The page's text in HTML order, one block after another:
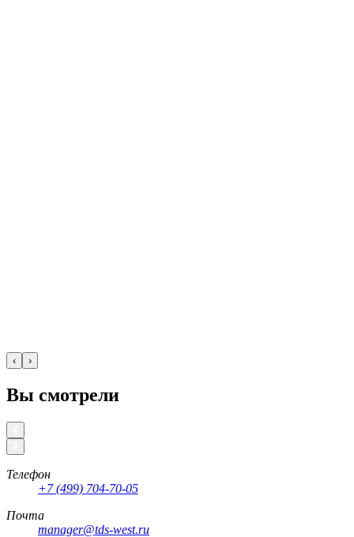
‹ ›
Вы смотрели
Телефон
+7 (499) 704-70-05
Почта
manager@tds-west.ru